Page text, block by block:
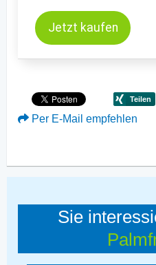
Jetzt kaufen
Per E-Mail empfehlen
Sie